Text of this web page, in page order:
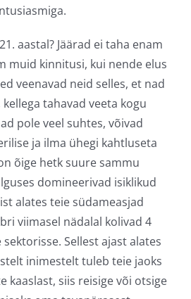
aastal? Jäärad ei taha enam
muid kinnitusi, kui nende elus
veenavad neid selles, et nad
tahavad veeta kogu
pole veel suhtes, võivad
ja ilma ühegi kahtluseta
õige hetk suure sammu
domineerivad isiklikud
alates teie südameasjad
viimasel nädalal kolivad 4
Sellest ajast alates
inimestelt tuleb teie jaoks
kaaslast, siis reisige või otsige